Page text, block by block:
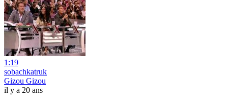
1:19
sobachkatruk
Gizou Gizou
il y a 20 ans